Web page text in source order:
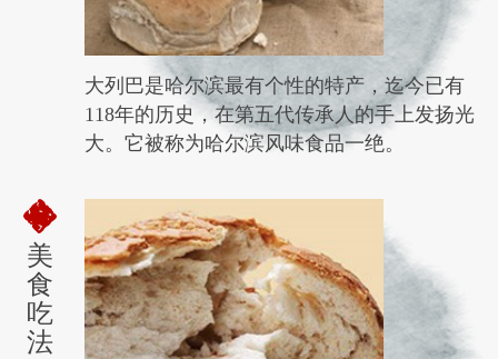
大列巴是哈尔滨最有个性的特产，迄今已有
118年的历史，在第五代传承人的手上发扬光
大。它被称为哈尔滨风味食品一绝。
美
食
吃
法